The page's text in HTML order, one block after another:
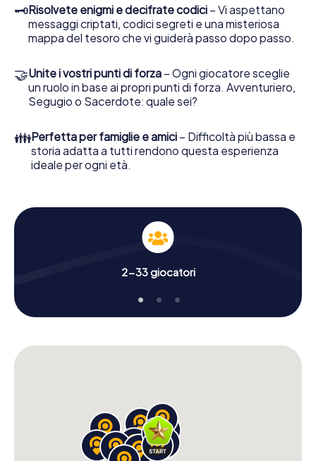
🗝Risolvete enigmi e decifrate codici – Vi aspettano
messaggi criptati, codici segreti e una misteriosa
mappa del tesoro che vi guiderà passo dopo passo.
🤝Unite i vostri punti di forza – Ogni giocatore sceglie
un ruolo in base ai propri punti di forza. Avventuriero,
Segugio o Sacerdote: quale sei?
👪Perfetta per famiglie e amici – Difficoltà più bassa e
storia adatta a tutti rendono questa esperienza
ideale per ogni età.
2-33 giocatori